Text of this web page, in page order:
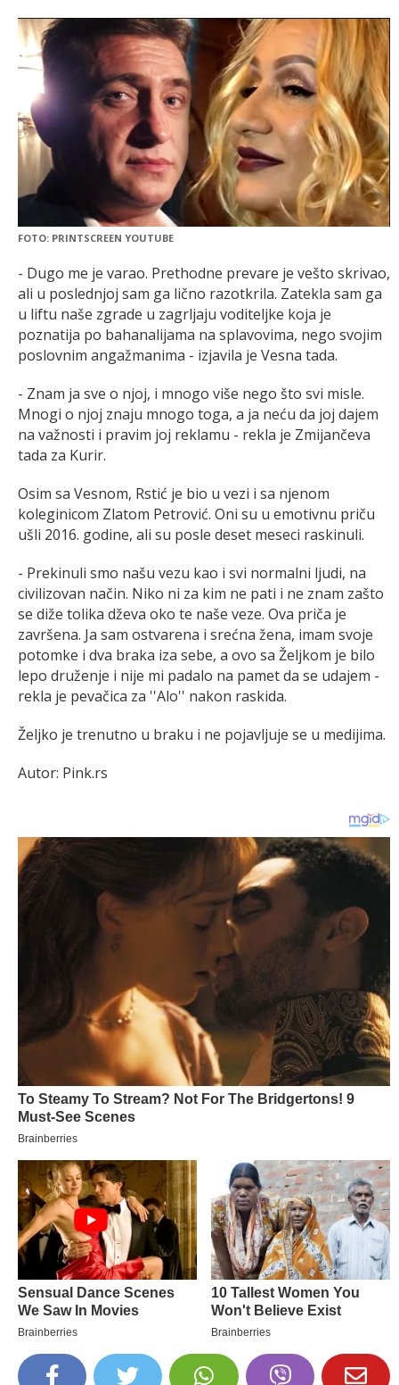
FOTO: PRINTSCREEN YOUTUBE
- Dugo me je varao. Prethodne prevare je vešto skrivao,
ali u poslednjoj sam ga lično razotkrila. Zatekla sam ga
u liftu naše zgrade u zagrljaju voditeljke koja je
poznatija po bahanalijama na splavovima, nego svojim
poslovnim angažmanima - izjavila je Vesna tada.
- Znam ja sve o njoj, i mnogo više nego što svi misle.
Mnogi o njoj znaju mnogo toga, a ja neću da joj dajem
na važnosti i pravim joj reklamu - rekla je Zmijančeva
tada za Kurir.
Osim sa Vesnom, Rstić je bio u vezi i sa njenom
koleginicom Zlatom Petrović. Oni su u emotivnu priču
ušli 2016. godine, ali su posle deset meseci raskinuli.
- Prekinuli smo našu vezu kao i svi normalni ljudi, na
civilizovan način. Niko ni za kim ne pati i ne znam zašto
se diže tolika dževa oko te naše veze. Ova priča je
završena. Ja sam ostvarena i srećna žena, imam svoje
potomke i dva braka iza sebe, a ovo sa Željkom je bilo
lepo druženje i nije mi padalo na pamet da se udajem -
rekla je pevačica za ''Alo'' nakon raskida.
Željko je trenutno u braku i ne pojavljuje se u medijima.
Autor: Pink.rs